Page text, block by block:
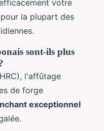
votre
la plupart des
sont-ils plus
l'affûtage
de forge
exceptionnel